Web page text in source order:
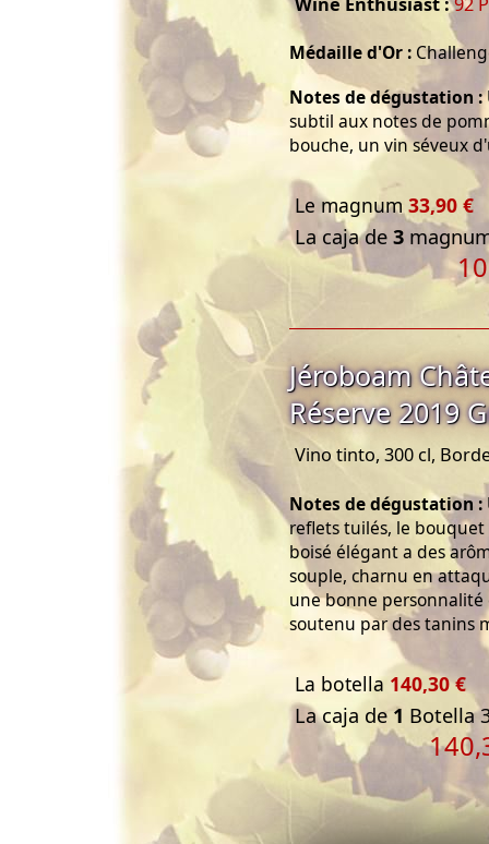
Médaille d'Or :
Notes de dégustation :
subtil aux notes de
bouche, un vin séveux
Le magnum 33,90 €
La caja de 3
Jéroboam
Réserve 2019
Vino tinto, 300 cl,
Notes de dégustation :
reflets tuilés, le
boisé élégant a des
souple, charnu en
une bonne
soutenu par des tanins
La botella 140,30 €
La caja de 1 Botella